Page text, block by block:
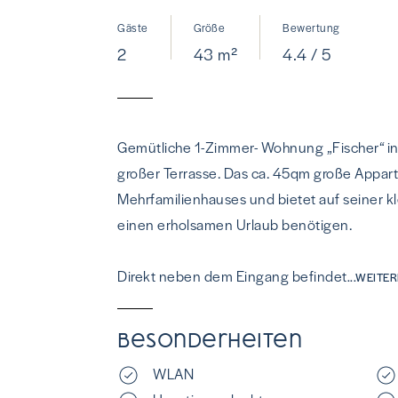
Gäste
2
Größe
43 m²
Bewertung
4.4 / 5
Gemütliche 1-Zimmer- Wohnung „Fischer“
großer Terrasse. Das ca. 45qm große
Mehrfamilienhauses und bietet auf seiner
einen erholsamen Urlaub benötigen.
Direkt neben dem Eingang befindet
Besonderheiten
WLAN